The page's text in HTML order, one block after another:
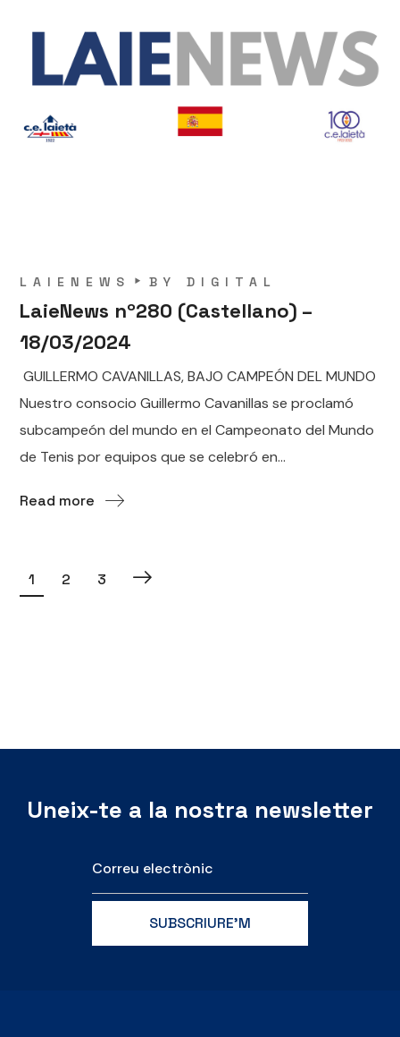
LAIENEWS BYDIGITAL
LaieNews nº280 (Castellano) –
18/03/2024
GUILLERMO CAVANILLAS, BAJO CAMPEÓN DEL MUNDO
Nuestro consocio Guillermo Cavanillas se proclamó
subcampeón del mundo en el Campeonato del Mundo
de Tenis por equipos que se celebró en...
Read more
1 2 3
Uneix-te a la nostra newsletter